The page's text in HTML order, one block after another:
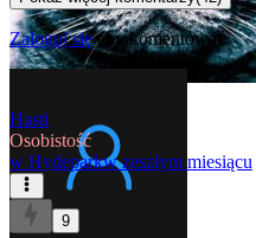
Zaloguj sięaby komentować
Hasti
Osobistość
w Hydeparkw zeszłym miesiącu
9